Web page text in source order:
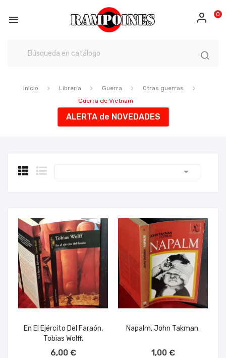
 0
Inicio Librería Guerra
Otras guerras
Guerra de Vietnam
ALERTA de NOVEDADES

En El Ejército Del Faraón,
Tobias Wolff.
6,00 €
Napalm, John Takman.
1,00 €